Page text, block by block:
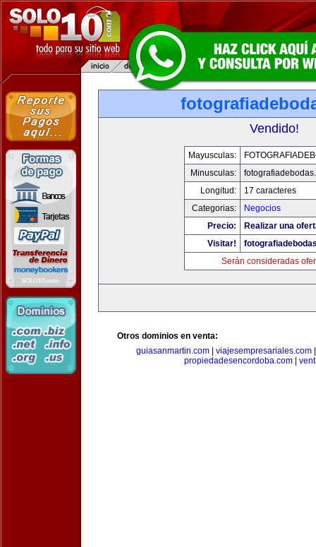
Vendido!
Mayusculas:
Minusculas:
Longitud:
17 caracteres
Categorias:
Negocios
Precio:
Realizar una
Visitar!
Serán consideradas
Otros dominios en venta:
guiasanmartin.com| viajesempresariales.com
propiedadesencordoba.com|